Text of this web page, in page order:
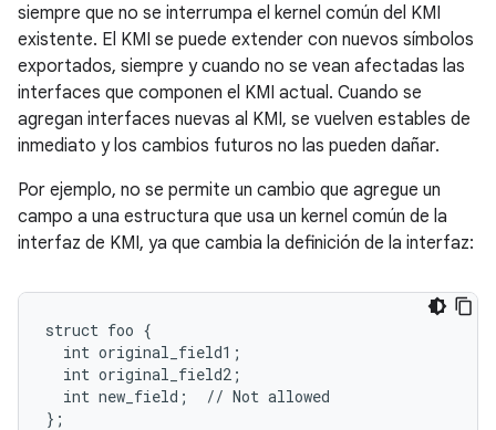
siempre que no se interrumpa el kernel común del KMI
existente. El KMI se puede extender con nuevos símbolos
exportados, siempre y cuando no se vean afectadas las
interfaces que componen el KMI actual. Cuando se
agregan interfaces nuevas al KMI, se vuelven estables de
inmediato y los cambios futuros no las pueden dañar.
Por ejemplo, no se permite un cambio que agregue un
campo a una estructura que usa un kernel común de la
interfaz de KMI, ya que cambia la definición de la interfaz:
struct foo {
  int original_field1;
  int original_field2;
  int new_field;  // Not allowed
};